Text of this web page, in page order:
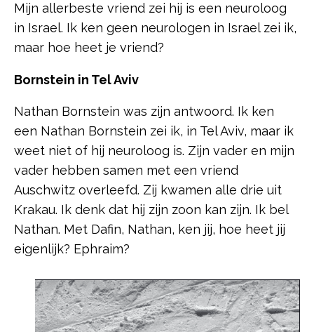
Mijn allerbeste vriend zei hij is een neuroloog
in Israel. Ik ken geen neurologen in Israel zei ik,
maar hoe heet je vriend?
Bornstein in Tel Aviv
Nathan Bornstein was zijn antwoord. Ik ken
een Nathan Bornstein zei ik, in Tel Aviv, maar ik
weet niet of hij neuroloog is. Zijn vader en mijn
vader hebben samen met een vriend
Auschwitz overleefd. Zij kwamen alle drie uit
Krakau. Ik denk dat hij zijn zoon kan zijn. Ik bel
Nathan. Met Dafin, Nathan, ken jij, hoe heet jij
eigenlijk? Ephraim?